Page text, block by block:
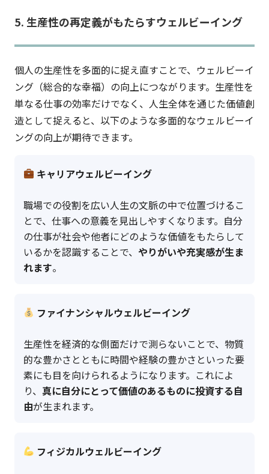
5. 生産性の再定義がもたらすウェルビーイング
個人の生産性を多面的に捉え直すことで、ウェルビーイ
ング（総合的な幸福）の向上につながります。生産性を
単なる仕事の効率だけでなく、人生全体を通じた価値創
造として捉えると、以下のような多面的なウェルビーイ
ングの向上が期待できます。
キャリアウェルビーイング
職場での役割を広い人生の文脈の中で位置づけるこ
とで、仕事への意義を見出しやすくなります。自分
の仕事が社会や他者にどのような価値をもたらして
いるかを認識することで、 やりがいや充実感が生ま
れます。
ファイナンシャルウェルビーイング
生産性を経済的な側面だけで測らないことで、物質
的な豊かさとともに時間や経験の豊かさといった要
素にも目を向けられるようになります。これによ
り、 真に自分にとって価値のあるものに投資する自
由が生まれます。
フィジカルウェルビーイング